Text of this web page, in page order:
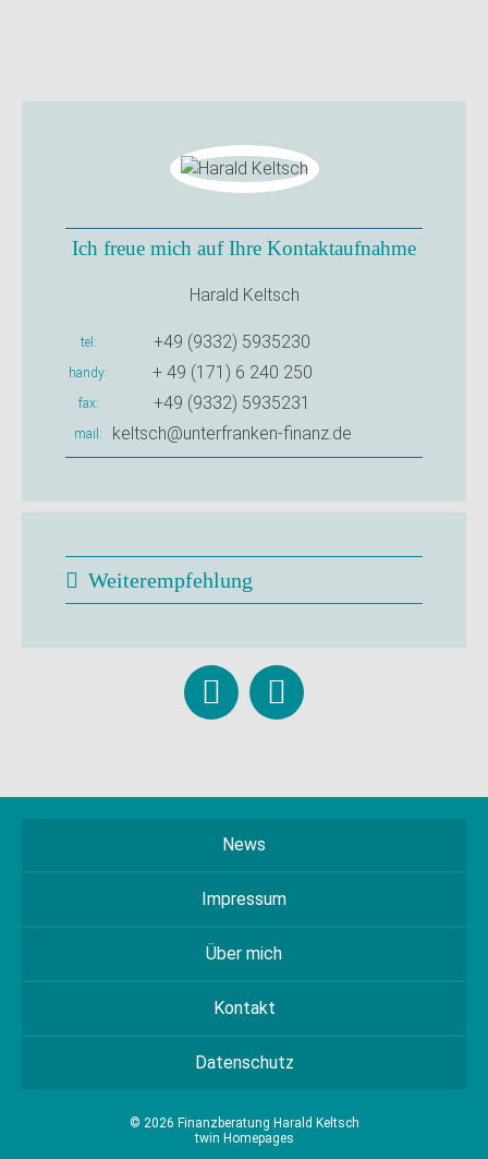
Ich freue mich auf Ihre Kontaktaufnahme
Harald Keltsch
tel +49 (9332) 5935230
handy + 49 (171) 6 240 250
fax +49 (9332) 5935231
mail keltsch@unterfranken-finanz.de
Weiterempfehlung
News
Impressum
Über mich
Kontakt
Datenschutz
© 2026 Finanzberatung Harald Keltsch
twin Homepages